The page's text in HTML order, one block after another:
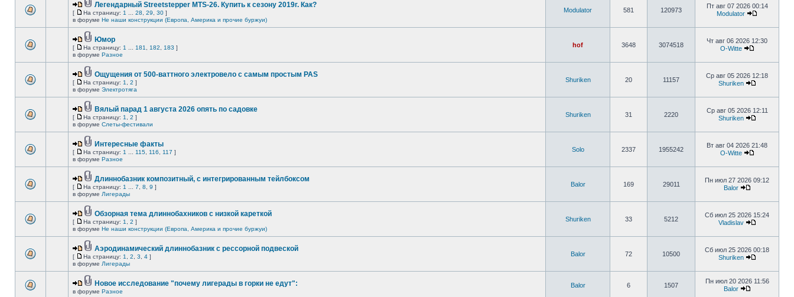
Легендарный Streetstepper MTS-26. Купить к сезону 2019г. Как?
[ На страницу: 1 28 29 30 ]
в форуме Не наши конструкции (Европа, Америка и прочие буржуи)
Modulator 581 120973
Пт авг 07 2026 00:14
Modulator
Юмор
[ На страницу: 1 181 182 183 ]
в форуме Разное
hof 3648 3074518
Чт авг 06 2026 12:30
O-Witte
Ощущения от 500-ваттного электровело с самым простым PAS
[ На страницу: 1 2 ]
в форуме Электротяга
Shuriken 20 11157
Ср авг 05 2026 12:18
Shuriken
Вялый парад 1 августа 2026 опять по садовке
[ На страницу: 1 2 ]
в форуме Слеты-фестивали
Shuriken 31 2220
Ср авг 05 2026 12:11
Shuriken
Интересные факты
[ На страницу: 1 115 116 117 ]
в форуме Разное
Solo 2337 1955242
Вт авг 04 2026 21:48
O-Witte
Длиннобазник композитный, с интегрированным тейлбоксом
[ На страницу: 1 7 8 9 ]
в форуме Лигерады
Balor 169 29011
Пн июл 27 2026 09:12
Balor
Обзорная тема длиннобахников с низкой кареткой
[ На страницу: 1 2 ]
в форуме Не наши конструкции (Европа, Америка и прочие буржуи)
Shuriken 33 5212
Сб июл 25 2026 15:24
Vladislav
Аэродинамический длиннобазник с рессорной подвеской
[ На страницу: 1 2 3 4 ]
в форуме Лигерады
Balor 72 10500
Сб июл 25 2026 00:18
Shuriken
Новое исследование "почему лигерады в горки не едут":
в форуме Разное
Balor 6 1507
Пн июл 20 2026 11:56
Balor